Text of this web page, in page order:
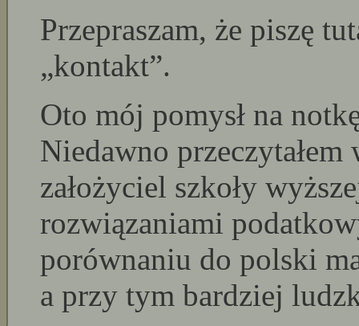
Przepraszam, że piszę
„kontakt”.
Oto mój pomysł na
Niedawno
założyciel szkoły
rozwiązaniami
porównaniu do polski
a przy tym bardziej